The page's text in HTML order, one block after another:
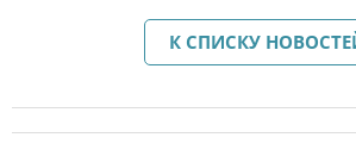
К СПИСКУ